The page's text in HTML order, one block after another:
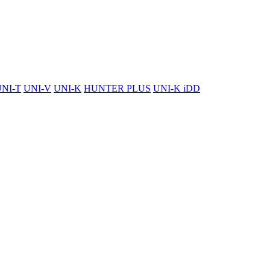
T UNI-V UNI-K HUNTER PLUS UNI-K iDD